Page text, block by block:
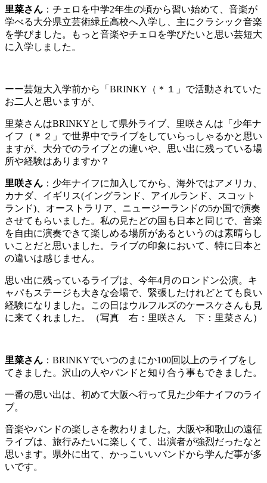
里菜さん ：チェロを中学2年生の頃から習い始めて、音楽が
学べる大分県立芸術緑丘高校へ入学し、主にクラシック音楽
を学びました。もっと音楽やチェロを学びたいと思い芸短大
に入学しました。
ーー芸短大入学前から「BRINKY （＊１ 」で活動されていた
お二人と思いますが、
里菜さんはBRINKYとして県外ライブ、里咲さんは「少年ナ
イフ
（＊２ 」で世界中でライブをしていらっしゃるかと思い
ますが、大分でのライブとの違いや、思い出に残っている場
所や経験はありますか？
里咲さん ：少年ナイフに加入してから、海外ではアメリカ、
カナダ、イギリス(イングランド、アイルランド、スコット
ランド)、オーストラリア、ニュージーランドの5か国で演奏
させてもらいました。私の見たどの国も日本と同じで、音楽
を自由に演奏できて楽しめる場所があるというのは素晴らし
いことだと思いました。ライブの印象において、特に日本と
の違いは感じません。
思い出に残っているライブは、今年4月のロンドン公演。キ
ャパもステージも大きな会場で、緊張したけれどとても良い
経験になりました。この日はウルフルズのケースケさんも見
に来てくれました。
（写真 右：里咲さん 下：里菜さん）
里菜さん ：BRINKYでいつのまにか100回以上のライブをし
てきました。沢山の人やバンドと知り合う事もできました。
一番の思い出は、初めて大阪へ行って見た少年ナイフのライ
ブ。
音楽やバンドの楽しさを教わりました。大阪や和歌山の遠征
ライブは、旅行みたいに楽しくて、出演者が強烈だったなと
思います。県外に出て、かっこいいバンドから学んだ事が多
いです。